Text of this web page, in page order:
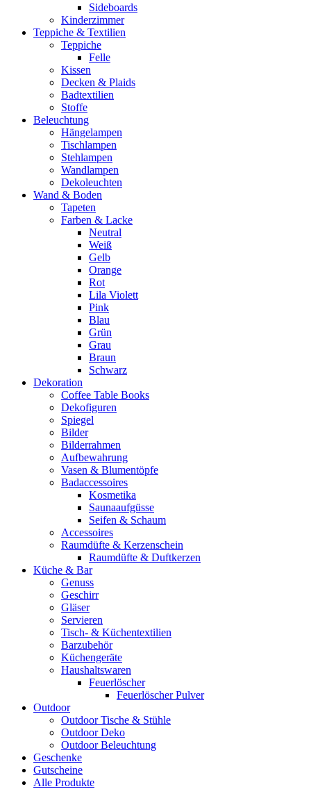
Sideboards
Kinderzimmer
Teppiche & Textilien
Teppiche
Felle
Kissen
Decken & Plaids
Badtextilien
Stoffe
Beleuchtung
Hängelampen
Tischlampen
Stehlampen
Wandlampen
Dekoleuchten
Wand & Boden
Tapeten
Farben & Lacke
Neutral
Weiß
Gelb
Orange
Rot
Lila Violett
Pink
Blau
Grün
Grau
Braun
Schwarz
Dekoration
Coffee Table Books
Dekofiguren
Spiegel
Bilder
Bilderrahmen
Aufbewahrung
Vasen & Blumentöpfe
Badaccessoires
Kosmetika
Saunaaufgüsse
Seifen & Schaum
Accessoires
Raumdüfte & Kerzenschein
Raumdüfte & Duftkerzen
Küche & Bar
Genuss
Geschirr
Gläser
Servieren
Tisch- & Küchentextilien
Barzubehör
Küchengeräte
Haushaltswaren
Feuerlöscher
Feuerlöscher Pulver
Outdoor
Outdoor Tische & Stühle
Outdoor Deko
Outdoor Beleuchtung
Geschenke
Gutscheine
Alle Produkte